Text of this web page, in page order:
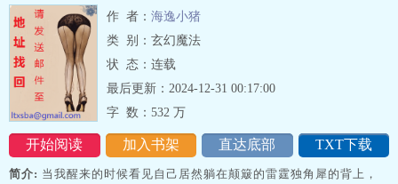
作 者： 海逸小猪
类 别：玄幻魔法
状 态：连载
开始阅读 加入书架 直达底部 TXT下载
最后更新：2024-12-31 00:17:00
字 数： 532 万
简介: 当我醒来的时候看见自己居然躺在颠簸的雷霆独角犀的背上，